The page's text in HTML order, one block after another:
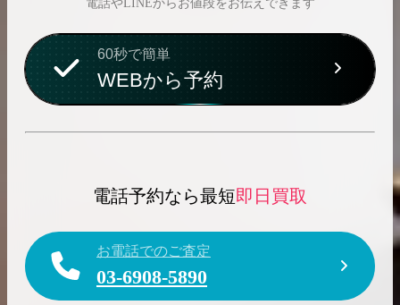
電話やLINEからお値段をお伝えできます
60秒で簡単
WEBから予約
電話予約なら最短即日買取
お電話でのご査定
03-6908-5890